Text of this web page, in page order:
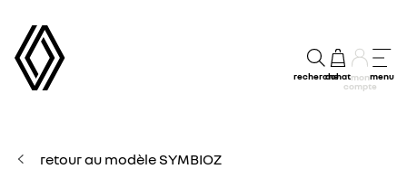
rechercheachatmon
compte
menu
retour au modèle SYMBIOZ